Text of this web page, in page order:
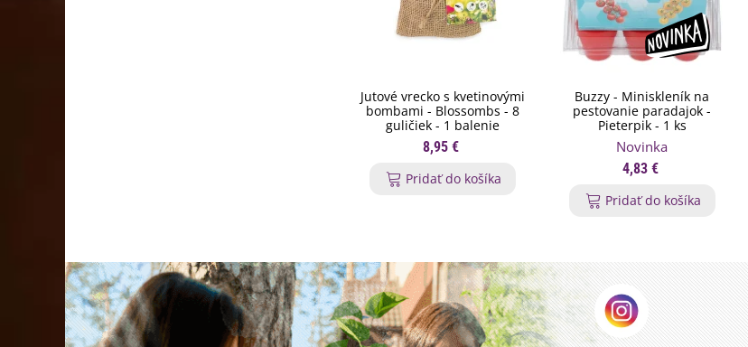
Jutové vrecko s kvetinovými
bombami - Blossombs - 8
guličiek - 1 balenie
8,95 €
Pridať do košíka
Buzzy - Miniskleník na
pestovanie paradajok -
Pieterpik - 1 ks
Novinka
4,83 €
Pridať do košíka